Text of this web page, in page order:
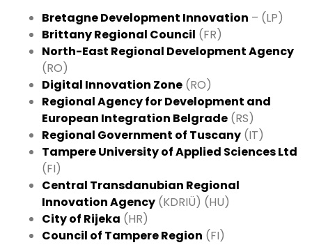
Bretagne Development Innovation – (LP) ​
Brittany Regional Council (FR)​
North-East Regional Development Agency
(RO)​
Digital Innovation Zone (RO)​
Regional Agency for Development and
European Integration Belgrade (RS)​
Regional Government of Tuscany (IT)​
Tampere University of Applied Sciences Ltd
(FI)​
Central Transdanubian Regional
Innovation Agency (KDRIÜ) (HU)
City of Rijeka (HR)​
Council of Tampere Region (FI)